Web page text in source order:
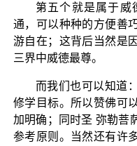
第五个就是属于威
通，可以种种的方便善
游自在；这背后当然是
三界中威德最尊。
而我们也可以知道
修学目标。所以赞佛可
加明确；同时圣 弥勒菩
参考原则。当然还有许